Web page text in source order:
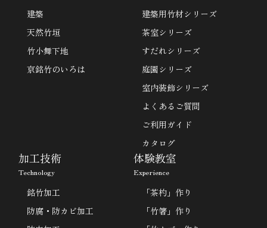
建築
天然竹垣
竹小舞下地
京銘竹のいろは
建築用竹材シリーズ
茶室シリーズ
すだれシリーズ
庭園シリーズ
室内装飾シリーズ
よくあるご質問
ご利用ガイド
カタログ
加工技術
Technology
銘竹加工
防腐・防カビ加工
体験教室
Experience
「茶杓」作り
「竹箸」作り